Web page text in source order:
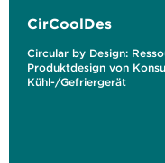
CirCoolDes
Circular by Design:
Produktdesign von
Kühl-/Gefriergerät